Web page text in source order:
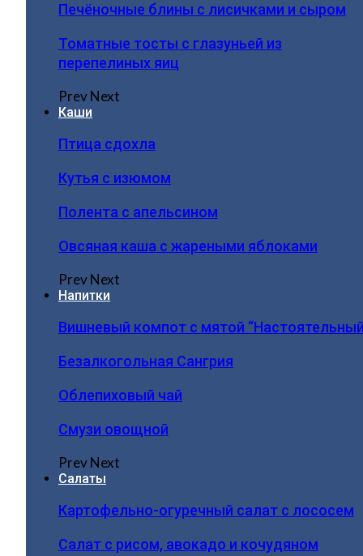
Печёночные блины с лисичками и сыром
Томатные тосты с глазуньей из
перепелиных яиц
PrevNext
Каши
Птица сдохла
Кутья с изюмом
Полента с апельсином
Овсяная каша с жареными яблоками
PrevNext
Напитки
Вишневый компот с мятой
Безалкогольная Сангрия
Облепиховый чай
Смузи овощной
PrevNext
Салаты
Картофельно-огуречный салат с лососем
Салат с рисом, авокадо и кочудяном